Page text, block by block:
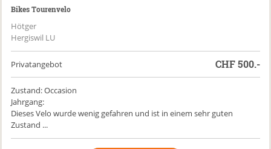
Bikes Tourenvelo
Hötger
Hergiswil LU
Privatangebot CHF500.-
Zustand: Occasion
Jahrgang:
Dieses Velo wurde wenig gefahren und ist in einem sehr guten
Zustand ...